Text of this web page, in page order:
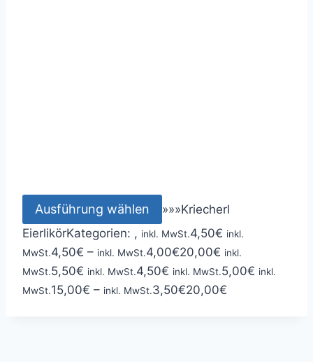
Ausführung wählen »»»Kriecherl
EierlikörKategorien: , inkl. MwSt.4,50€ inkl.
MwSt.4,50€ – inkl. MwSt.4,00€20,00€ inkl.
MwSt.5,50€ inkl. MwSt.4,50€ inkl. MwSt.5,00€ inkl.
MwSt.15,00€ – inkl. MwSt.3,50€20,00€